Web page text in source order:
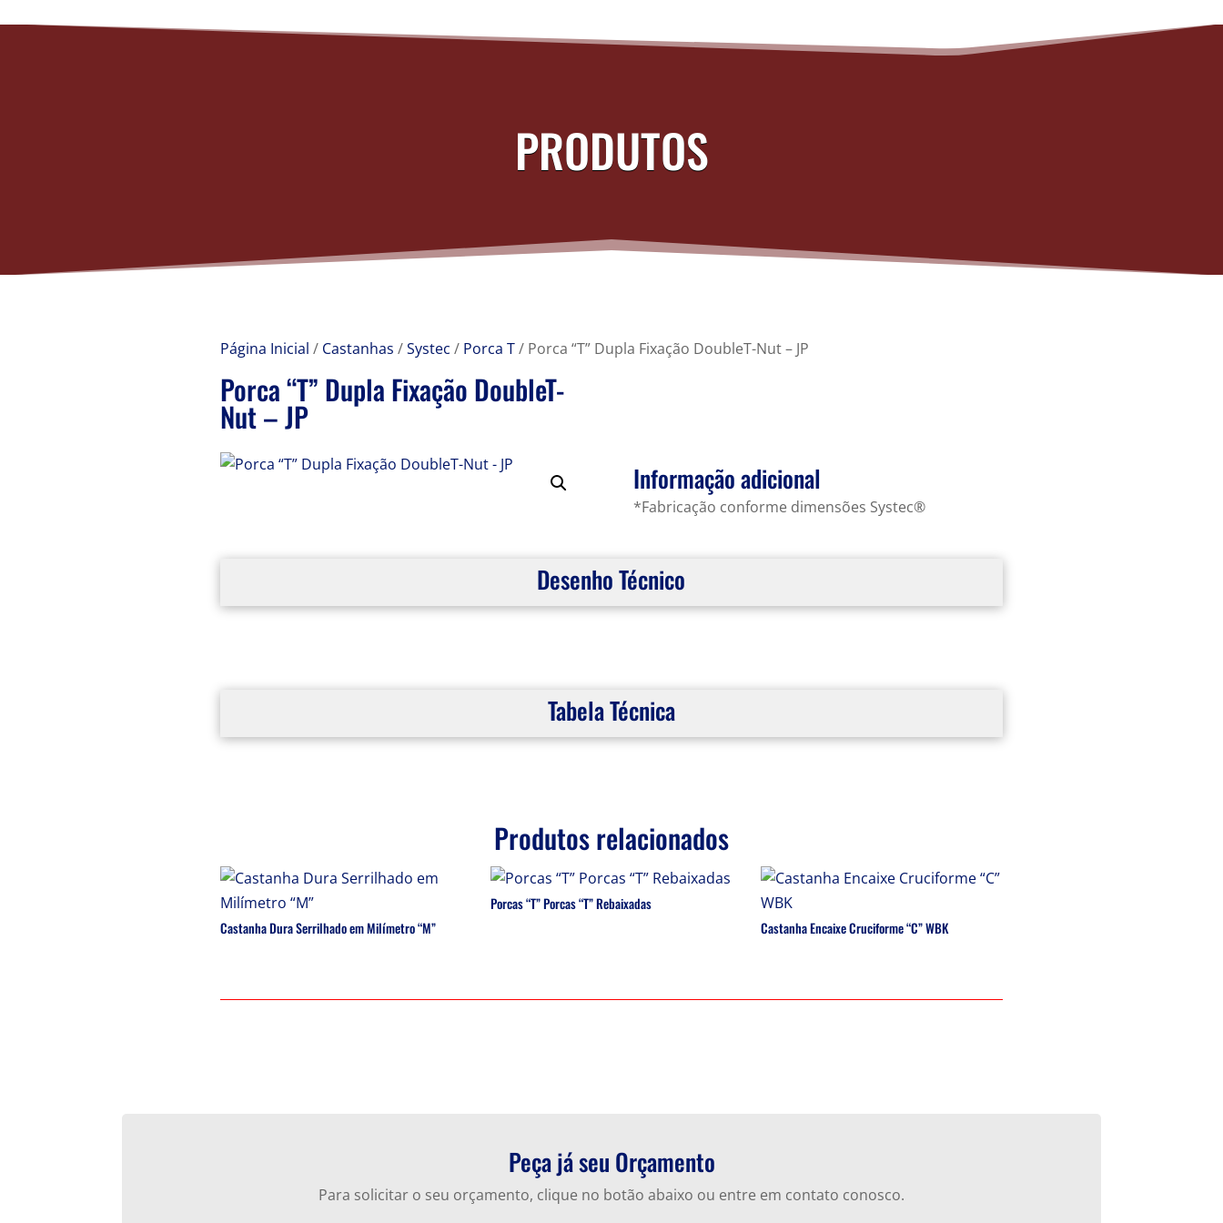
PRODUTOS
Página Inicial / Castanhas /Systec / Porca T/ Porca “T” Dupla Fixação DoubleT-Nut – JP
Porca “T” Dupla Fixação DoubleT-
Nut – JP
Informação adicional
*Fabricação conforme dimensões Systec®
Desenho Técnico
Tabela Técnica
Produtos relacionados
Castanha Dura Serrilhado em Milímetro “M”
Porcas “T” Porcas “T” Rebaixadas
Castanha Encaixe Cruciforme “C” WBK
Peça já seu Orçamento
Para solicitar o seu orçamento, clique no botão abaixo ou entre em contato conosco.